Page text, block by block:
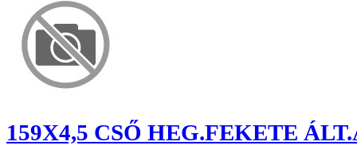
159X4,5 CSŐ HEG.FEKETE